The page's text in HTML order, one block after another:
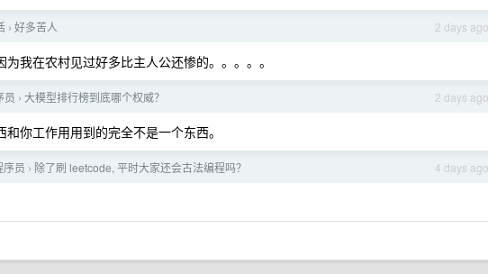
2 days ago
› 好多苦人
我在农村见过好多比主人公还惨的。。。。。
2 days ago
员 › 大模型排行榜到底哪个权威？
你工作用用到的完全不是一个东西。
4 days ago
序员 › 除了刷 leetcode, 平时大家还会古法编程吗？